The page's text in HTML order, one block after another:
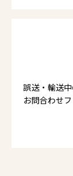
誤送・輸送
お問合わせ